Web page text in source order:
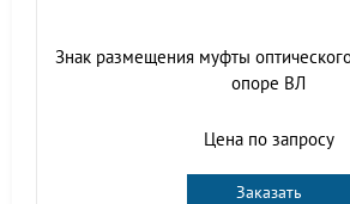
Знак размещения муфты
опоре ВЛ
Цена по запросу
Заказать